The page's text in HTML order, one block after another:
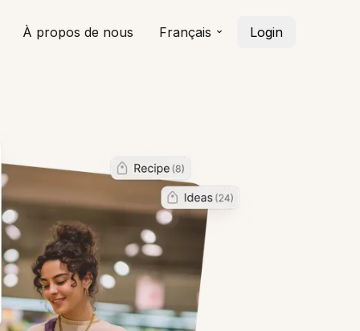
À propos de nous Français Login